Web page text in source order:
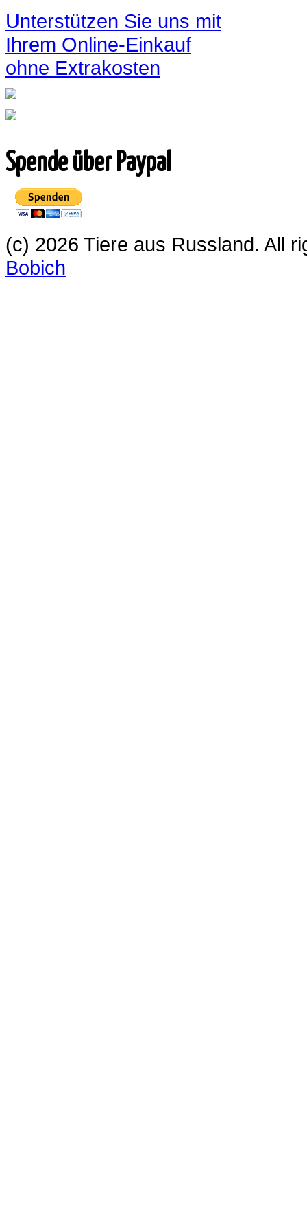
Unterstützen Sie uns mit
Ihrem Online-Einkauf
ohne Extrakosten
Spende über Paypal
(c) 2026 Tiere aus Russland. All
Bobich